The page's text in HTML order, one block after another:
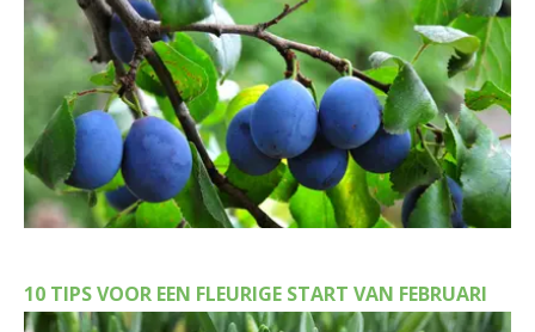
10 TIPS VOOR EEN FLEURIGE START VAN FEBRUARI